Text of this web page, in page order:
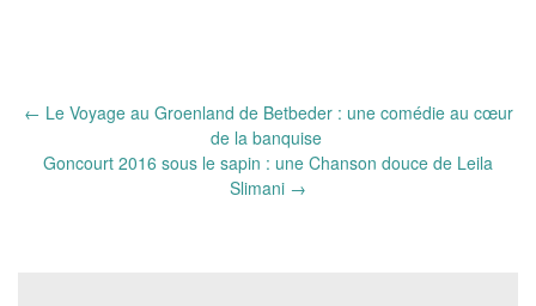
Post
← Le Voyage au Groenland de Betbeder : une comédie au cœur
de la banquise
Goncourt 2016 sous le sapin : une Chanson douce de Leila
Slimani →